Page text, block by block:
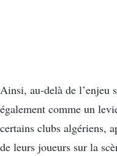
Ainsi, au-delà de l’enjeu
également comme un
certains clubs algériens,
de leurs joueurs sur la